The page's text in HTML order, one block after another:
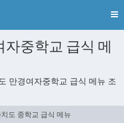
중학교 급식 메
만경여자중학교 급식 메뉴 조
도 중학교 급식 메뉴